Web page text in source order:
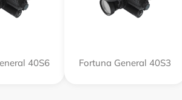
40S6 Fortuna General 40S3